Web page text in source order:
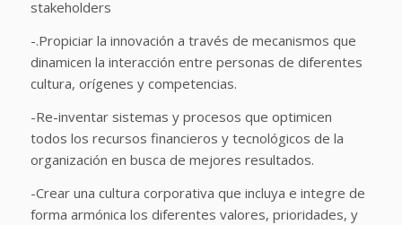
stakeholders
-.Propiciar la innovación a través de mecanismos que
dinamicen la interacción entre personas de diferentes
cultura, orígenes y competencias.
-Re-inventar sistemas y procesos que optimicen
todos los recursos financieros y tecnológicos de la
organización en busca de mejores resultados.
-Crear una cultura corporativa que incluya e integre de
forma armónica los diferentes valores, prioridades, y